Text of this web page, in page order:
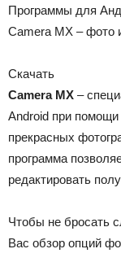
Программы для
Camera MX – фото
Скачать
Camera MX –
Android при помощи
прекрасных
программа
редактировать
Чтобы не бросать
Вас обзор опций